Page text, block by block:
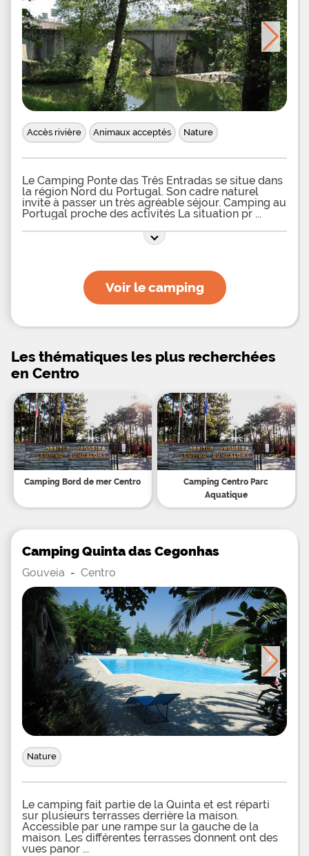
Accès rivière Animaux acceptés Nature
Le Camping Ponte das Três Entradas se situe dans
la région Nord du Portugal. Son cadre naturel
invite à passer un très agréable séjour. Camping au
Portugal proche des activités La situation pr
Voir le camping
Les thématiques les plus recherchées
en Centro
Camping Bord de mer Centro
Camping Centro Parc
Aquatique
Camping Quinta das Cegonhas
Gouveia - Centro
Nature
Le camping fait partie de la Quinta et est réparti
sur plusieurs terrasses derrière la maison.
Accessible par une rampe sur la gauche de la
maison. Les différentes terrasses donnent ont des
vues panor